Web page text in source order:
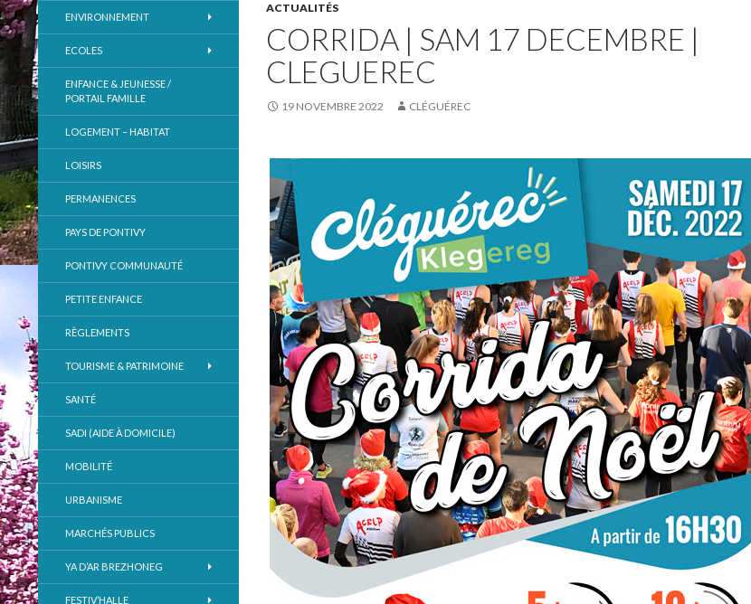
ACTUALITÉS
CORRIDA | SAM 17 DECEMBRE |
CLEGUEREC
19 NOVEMBRE 2022 CLÉGUÉREC
ENVIRONNEMENT
ECOLES
ENFANCE & JEUNESSE /
PORTAIL FAMILLE
LOGEMENT – HABITAT
LOISIRS
PERMANENCES
PAYS DE PONTIVY
PONTIVY COMMUNAUTÉ
PETITE ENFANCE
RÈGLEMENTS
TOURISME & PATRIMOINE
SANTÉ
SADI (AIDE À DOMICILE)
MOBILITÉ
URBANISME
MARCHÉS PUBLICS
YA D’AR BREZHONEG
FESTIV’HALLE